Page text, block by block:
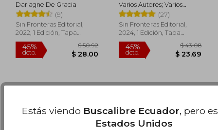
45%
dcto.
45%
dcto.
Dariagne De Gracia
(9)
Sin Fronteras Editorial,
2022, 1 Edición, Tapa
Blanda, Nuevo
Varios Autores; Varios
Autores
(27)
Sin Fronteras Editorial,
2024, 1 Edición, Tapa
Blanda, Nuevo
Estás viendo Buscalibre Ecuador, pero
Estados Unidos